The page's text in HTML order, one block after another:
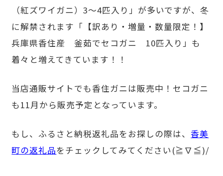
（紅ズワイガニ）3～4匹入り」が多いですが、冬
に解禁されます「【訳あり・増量・数量限定！】
兵庫県香住産 釜茹でセコガニ 10匹入り」も
着々と増えてきています！！
当店通販サイトでも香住ガニは販売中！セコガニ
も11月から販売予定となっています。
もし、ふるさと納税返礼品をお探しの際は、 香美
町の返礼品をチェックしてみてください(≧∇≦)/